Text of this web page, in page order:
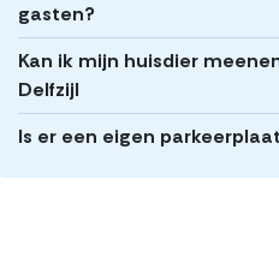
gasten?
Kan ik mijn huisdier
Delfzijl
Is er een eigen